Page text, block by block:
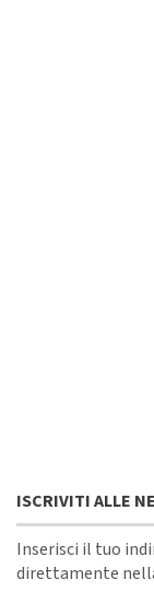
ISCRIVITI ALLE
Inserisci il tuo
direttamente